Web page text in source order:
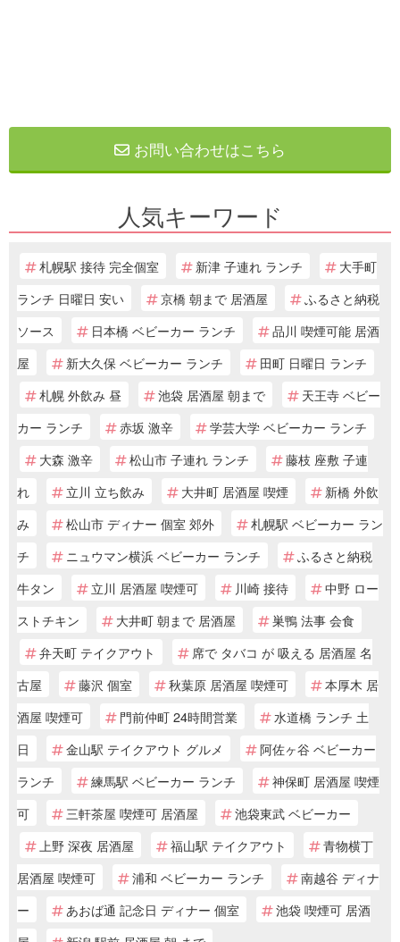
お問い合わせはこちら
人気キーワード
札幌駅 接待 完全個室 新津 子連れ ランチ
大手町
ランチ 日曜日 安い
京橋 朝まで 居酒屋
ふるさと納税
ソース
日本橋 ベビーカー ランチ
品川 喫煙可能 居酒
屋
新大久保 ベビーカー ランチ
田町 日曜日 ランチ
札幌 外飲み 昼
池袋 居酒屋 朝まで
天王寺 ベビー
カー ランチ
赤坂 激辛
学芸大学 ベビーカー ランチ
大森 激辛
松山市 子連れ ランチ
藤枝 座敷 子連
れ
立川 立ち飲み 大井町 居酒屋 喫煙
新橋 外飲
み
松山市 ディナー 個室 郊外
札幌駅 ベビーカー ラン
チ
ニュウマン横浜 ベビーカー ランチ
ふるさと納税
牛タン
立川 居酒屋 喫煙可 川崎 接待
中野 ロー
ストチキン
大井町 朝まで 居酒屋
巣鴨 法事 会食
弁天町 テイクアウト
席で タバコ が 吸える 居酒屋 名
古屋
藤沢 個室 秋葉原 居酒屋 喫煙可
本厚木 居
酒屋 喫煙可
門前仲町 24時間営業
水道橋 ランチ 土
日
金山駅 テイクアウト グルメ
阿佐ヶ谷 ベビーカー
ランチ
練馬駅 ベビーカー ランチ
神保町 居酒屋 喫煙
可
三軒茶屋 喫煙可 居酒屋
池袋東武 ベビーカー
上野 深夜 居酒屋
福山駅 テイクアウト
青物横丁
居酒屋 喫煙可
浦和 ベビーカー ランチ
南越谷 ディナ
ー
あおば通 記念日 ディナー 個室
池袋 喫煙可 居酒